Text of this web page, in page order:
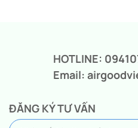
HOTLINE:
Email:
ĐĂNG KÝ TƯ VẤN